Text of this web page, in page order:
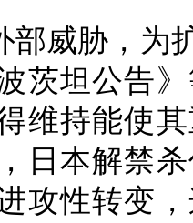
部威胁，为
茨坦公告
维持能使
日本解禁
攻性转变